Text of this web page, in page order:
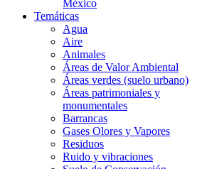
México
Temáticas
Agua
Aire
Animales
Áreas de Valor Ambiental
Áreas verdes (suelo urbano)
Áreas patrimoniales y
monumentales
Barrancas
Gases Olores y Vapores
Residuos
Ruido y vibraciones